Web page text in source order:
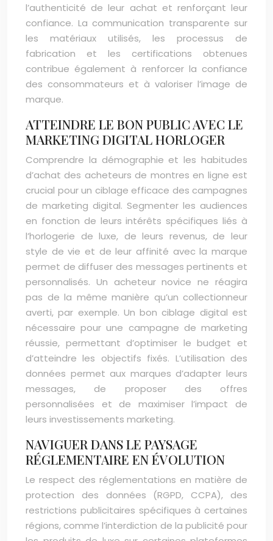
l’authenticité de leur achat et renforçant leur
confiance. La communication transparente sur
les matériaux utilisés, les processus de
fabrication et les certifications obtenues
contribue également à renforcer la confiance
des consommateurs et à valoriser l’image de
marque.
ATTEINDRE LE BON PUBLIC AVEC LE
MARKETING DIGITAL HORLOGER
Comprendre la démographie et les habitudes
d’achat des acheteurs de montres en ligne est
crucial pour un ciblage efficace des campagnes
de marketing digital. Segmenter les audiences
en fonction de leurs intérêts spécifiques liés à
l’horlogerie de luxe, de leurs revenus, de leur
style de vie et de leur affinité avec la marque
permet de diffuser des messages pertinents et
personnalisés. Un acheteur novice ne réagira
pas de la même manière qu’un collectionneur
averti, par exemple. Un bon ciblage digital est
nécessaire pour une campagne de marketing
réussie, permettant d’optimiser le budget et
d’atteindre les objectifs fixés. L’utilisation des
données permet aux marques d’adapter leurs
messages, de proposer des offres
personnalisées et de maximiser l’impact de
leurs investissements marketing.
NAVIGUER DANS LE PAYSAGE
RÉGLEMENTAIRE EN ÉVOLUTION
Le respect des réglementations en matière de
protection des données (RGPD, CCPA), des
restrictions publicitaires spécifiques à certaines
régions, comme l’interdiction de la publicité pour